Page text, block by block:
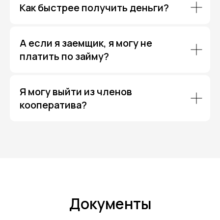
Как быстрее получить деньги?
А если я заемщик, я могу не
платить по займу?
Я могу выйти из членов
кооператива?
Документы